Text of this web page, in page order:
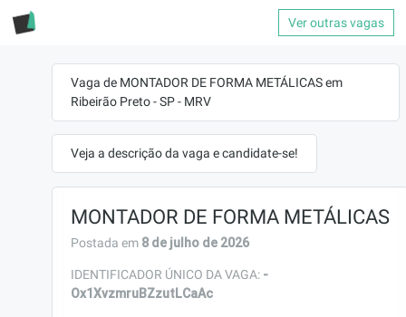
Ver outras vagas
Vaga de MONTADOR DE FORMA METÁLICAS em
Ribeirão Preto - SP - MRV
Veja a descrição da vaga e candidate-se!
MONTADOR DE FORMA METÁLICAS
Postada em 8 de julho de 2026
IDENTIFICADOR ÚNICO DA VAGA: -
Ox1XvzmruBZzutLCaAc